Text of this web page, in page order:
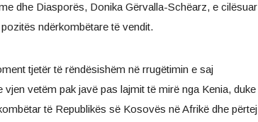
dhe Diasporës, Donika Gërvalla-Schëarz, e cilësuar
ndërkombëtare të vendit.
tjetër të rëndësishëm në rrugëtimin e saj
vetëm pak javë pas lajmit të mirë nga Kenia, duke
të Republikës së Kosovës në Afrikë dhe përtej